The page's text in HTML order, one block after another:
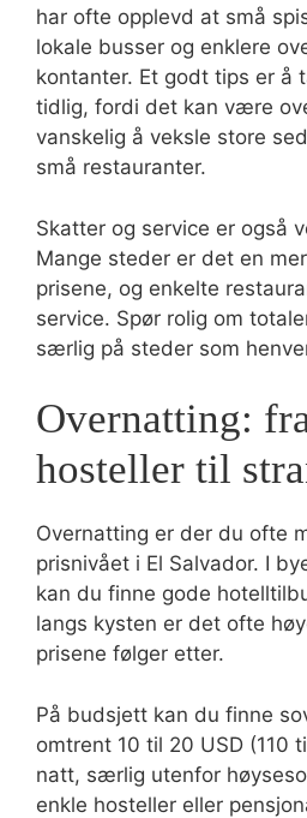
har ofte opplevd at små
lokale busser og enklere
kontanter. Et godt tips er å
tidlig, fordi det kan være
vanskelig å veksle store
små restauranter.
Skatter og service er også
Mange steder er det en
prisene, og enkelte
service. Spør rolig om
særlig på steder som
Overnatting:
hosteller til
Overnatting er der du ofte
prisnivået i El Salvador. I
kan du finne gode
langs kysten er det ofte
prisene følger etter.
På budsjett kan du finne
omtrent 10 til 20 USD (110
natt, særlig utenfor
enkle hosteller eller